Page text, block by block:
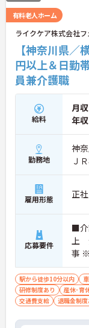
有料老人ホーム
ライクケア株式会社
【神奈川県
円以上＆日勤
員兼介護職
給料
月収
年収
勤務地
神
Ｊ
雇用形態 正
応募要件
■介
上
事
あ
駅から徒歩10分以内
研修制度あり
産休･育
交通費支給
退職金制度